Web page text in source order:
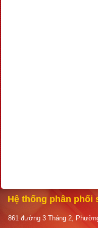
Hệ thống phân phối
861 đường 3 Tháng 2,